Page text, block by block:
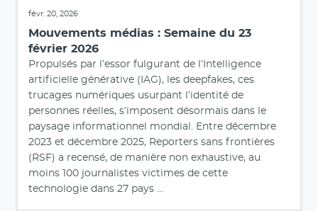
févr. 20, 2026
Mouvements médias : Semaine du 23
février 2026
Propulsés par l’essor fulgurant de l’Intelligence
artificielle générative (IAG), les deepfakes, ces
trucages numériques usurpant l’identité de
personnes réelles, s’imposent désormais dans le
paysage informationnel mondial. Entre décembre
2023 et décembre 2025, Reporters sans frontières
(RSF) a recensé, de manière non exhaustive, au
moins 100 journalistes victimes de cette
technologie dans 27 pays ...